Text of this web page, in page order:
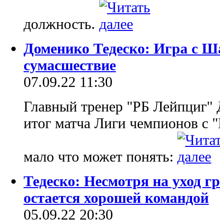
должность.
Доменико Тедеско: Игра с
сумасшествие
07.09.22 11:30
Главный тренер "РБ Лейпциг"
итог матча Лиги чемпионов с
мало что может понять:
Тедеско: Несмотря на уход
остается хорошей командой
05.09.22 20:30